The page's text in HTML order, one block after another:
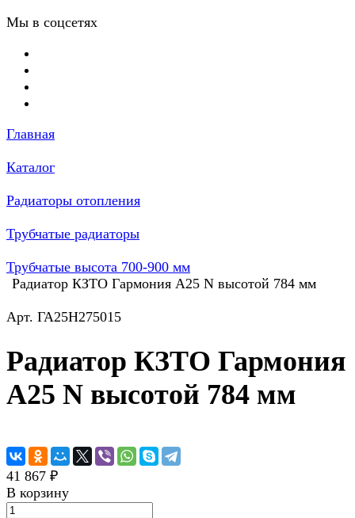
Мы в соцсетях
Главная
Каталог
Радиаторы отопления
Трубчатые радиаторы
Трубчатые высота 700-900 мм
Радиатор КЗТО Гармония А25 N высотой 784 мм
Арт. ГА25Н275015
Радиатор КЗТО Гармония
А25 N высотой 784 мм
41 867 ₽
В корзину